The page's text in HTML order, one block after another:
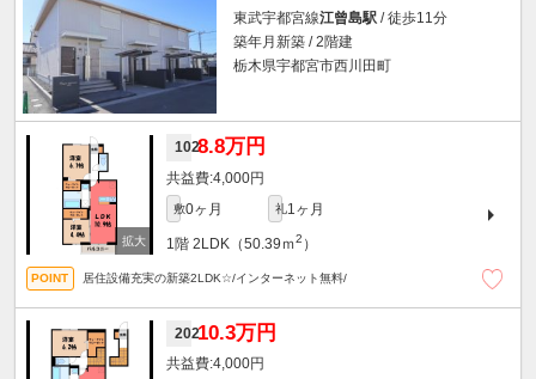
東武宇都宮線江曾島駅 / 徒歩11分
築年月新築 / 2階建
栃木県宇都宮市西川田町
1028.8万円
4,000円
敷0ヶ月 礼1ヶ月
1階 2LDK（50.39ｍ2 ）
居住設備充実の新築2LDK☆/インターネット無料/
20210.3万円
4,000円